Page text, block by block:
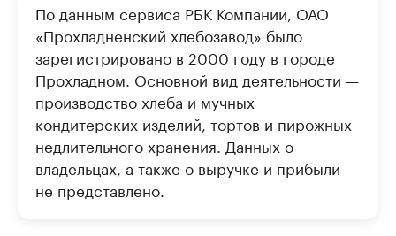
По данным сервиса РБК Компании, ОАО
«Прохладненский хлебозавод» было
зарегистрировано в 2000 году в городе
Прохладном. Основной вид деятельности —
производство хлеба и мучных
кондитерских изделий, тортов и пирожных
недлительного хранения. Данных о
владельцах, а также о выручке и прибыли
не представлено.